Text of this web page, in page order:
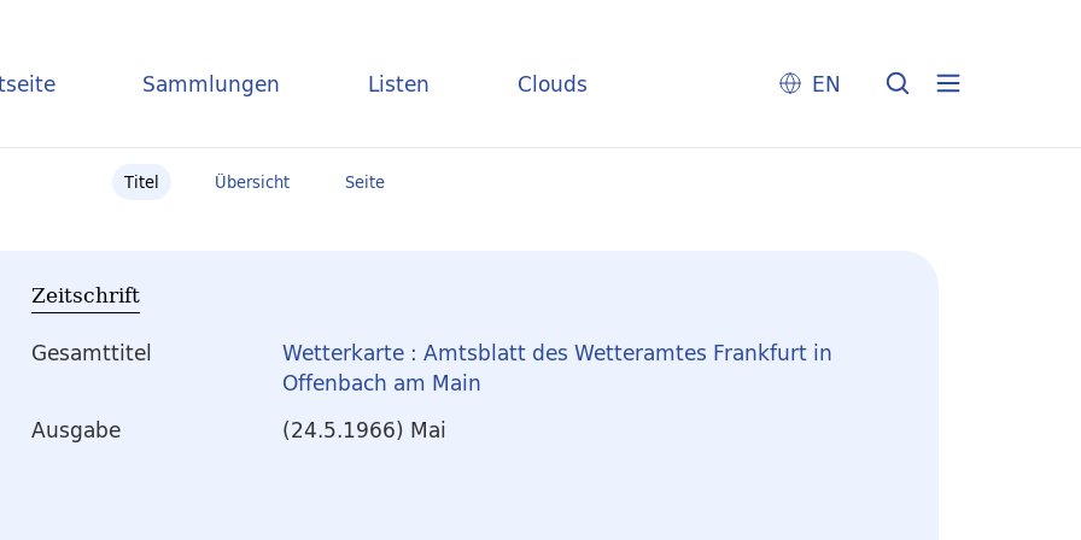
Sammlungen Listen Clouds EN
Titel Übersicht Seite
Zeitschrift
Gesamttitel
Wetterkarte : Amtsblatt des Wetteramtes Frankfurt in
Offenbach am Main
Ausgabe
(24.5.1966) Mai